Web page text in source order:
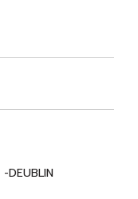
-DEUBLIN